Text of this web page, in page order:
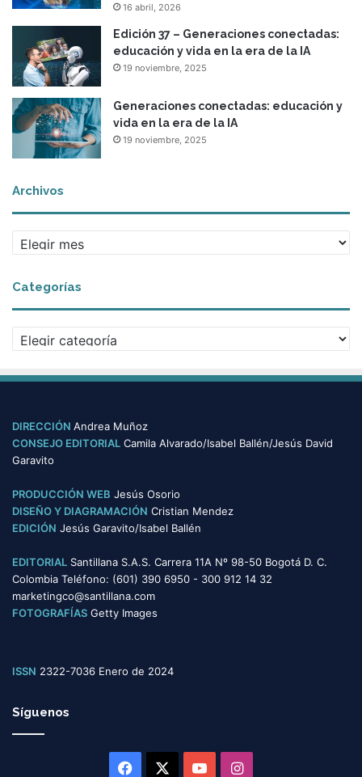
16 abril, 2026
Edición 37 – Generaciones conectadas:
educación y vida en la era de la IA
19 noviembre, 2025
Generaciones conectadas: educación y
vida en la era de la IA
19 noviembre, 2025
Archivos
r
h
i
Categorías
a
e
o
r
s
DIRECCIÓN Andrea Muñoz
CONSEJO EDITORIAL Camila Alvarado/Isabel Ballén/Jesús David
Garavito
PRODUCCIÓN WEB Jesús Osorio
DISEÑO Y DIAGRAMACIÓN Cristian Mendez
EDICIÓN Jesús Garavito/Isabel Ballén
EDITORIAL Santillana S.A.S. Carrera 11A Nº 98-50 Bogotá D. C.
Colombia Teléfono: (601) 390 6950 - 300 912 14 32
marketingco@santillana.com
FOTOGRAFÍAS Getty Images
ISSN 2322-7036 Enero de 2024
Síguenos
Facebook YouTubeInstagram